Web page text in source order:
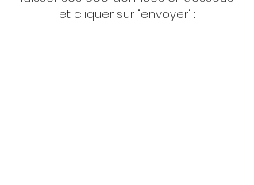
et cliquer sur "envoyer" :